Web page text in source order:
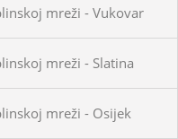
mreži - Vukovar
mreži - Slatina
mreži - Osijek